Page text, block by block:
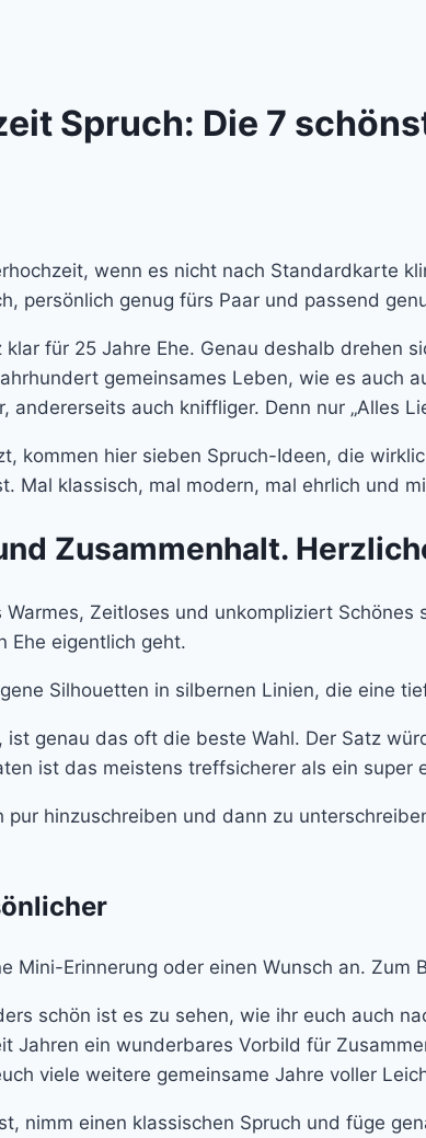
Spruch: Die 7
wenn es nicht nach Standardkarte
persönlich genug fürs Paar und passend
für 25 Jahre Ehe. Genau deshalb drehen
gemeinsames Leben, wie es auch
andererseits auch kniffliger. Denn nur „Alles
kommen hier sieben Spruch-Ideen, die
Mal klassisch, mal modern, mal ehrlich und
Zusammenhalt.
Zeitloses und unkompliziert
Ehe eigentlich geht.
genau das oft die beste Wahl. Der Satz
ist das meistens treffsicherer als ein super
pur hinzuschreiben und dann zu
Mini-Erinnerung oder einen Wunsch an. Zum
schön ist es zu sehen, wie ihr euch auch
Jahren ein wunderbares Vorbild für
viele weitere gemeinsame Jahre voller
nimm einen klassischen Spruch und füge